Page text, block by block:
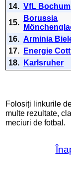
14. VfL Bochum
15.
Borussia
16. Arminia
17.
Energie
18.
Karlsruher
Folosiți linkurile
multe rezultate,
meciuri de fotbal.